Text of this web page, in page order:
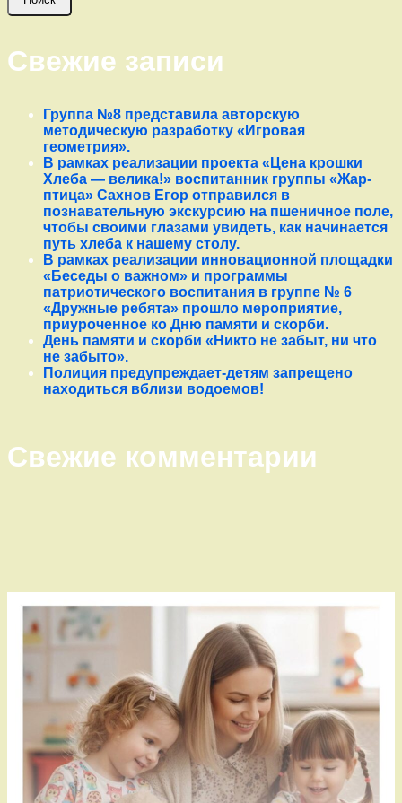
Свежие записи
Группа №8 представила авторскую
методическую разработку «Игровая
геометрия».
В рамках реализации проекта «Цена крошки
Хлеба — велика!» воспитанник группы «Жар-
птица» Сахнов Егор отправился в
познавательную экскурсию на пшеничное поле,
чтобы своими глазами увидеть, как начинается
путь хлеба к нашему столу.
В рамках реализации инновационной площадки
«Беседы о важном» и программы
патриотического воспитания в группе № 6
«Дружные ребята» прошло мероприятие,
приуроченное ко Дню памяти и скорби.
День памяти и скорби «Никто не забыт, ни что
не забыто».
Полиция предупреждает-детям запрещено
находиться вблизи водоемов!
Свежие комментарии